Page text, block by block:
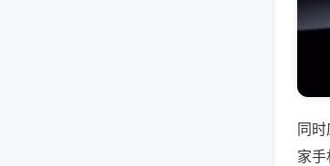
同
家